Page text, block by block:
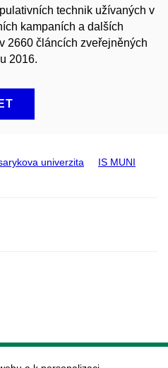
technik užívaných v
kampaních a dalších
2660 článcích zveřejněných
2016.
univerzita IS MUNI